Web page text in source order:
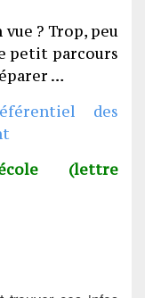
? Trop, peu
petit parcours
…
des
(lettre